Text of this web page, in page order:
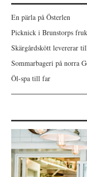
En pärla på Österlen
Picknick i Brunstorps
Skärgårdskött levererar
Sommarbageri på norra
Öl-spa till far